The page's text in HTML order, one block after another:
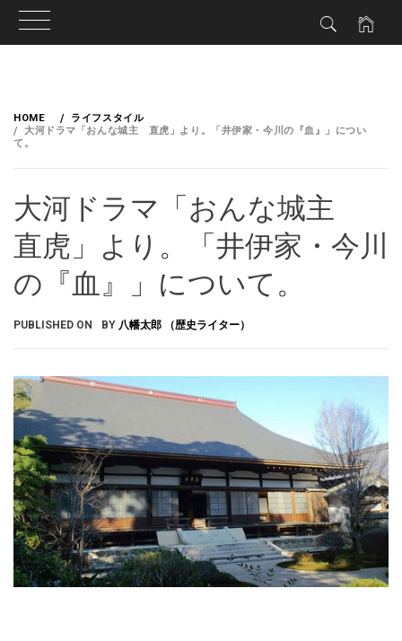
HOME
ライフスタイル
大河ドラマ「おんな城主 直虎」より。「井伊家・今川の『血』」につい
て。
大河ドラマ「おんな城主
直虎」より。「井伊家・今川
の『血』」について。
PUBLISHED ON BY 八幡太郎 （歴史ライター）